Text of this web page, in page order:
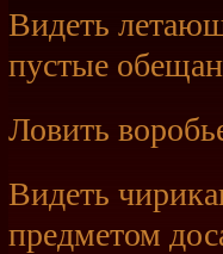
Видеть
пустые
Ловить
Видеть
предметом